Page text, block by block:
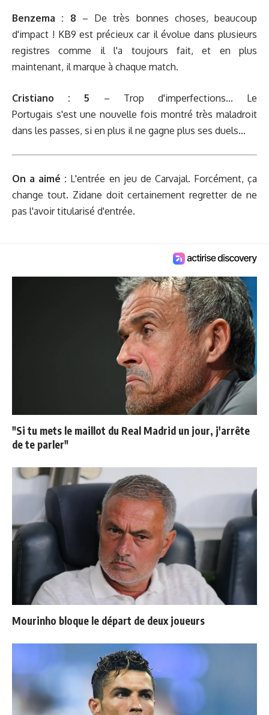
Benzema : 8 – De très bonnes choses, beaucoup
d'impact ! KB9 est précieux car il évolue dans plusieurs
registres comme il l'a toujours fait, et en plus
maintenant, il marque à chaque match.
Cristiano : 5 – Trop d'imperfections... Le
Portugais s'est une nouvelle fois montré très maladroit
dans les passes, si en plus il ne gagne plus ses duels...
On a aimé : L'entrée en jeu de Carvajal. Forcément, ça
change tout. Zidane doit certainement regretter de ne
pas l'avoir titularisé d'entrée.
"Si tu mets le maillot du Real Madrid un jour, j'arrête
de te parler"
Mourinho bloque le départ de deux joueurs